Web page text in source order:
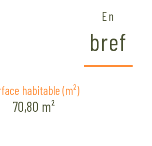
En
bref
habitable (m²)
70,80 m²